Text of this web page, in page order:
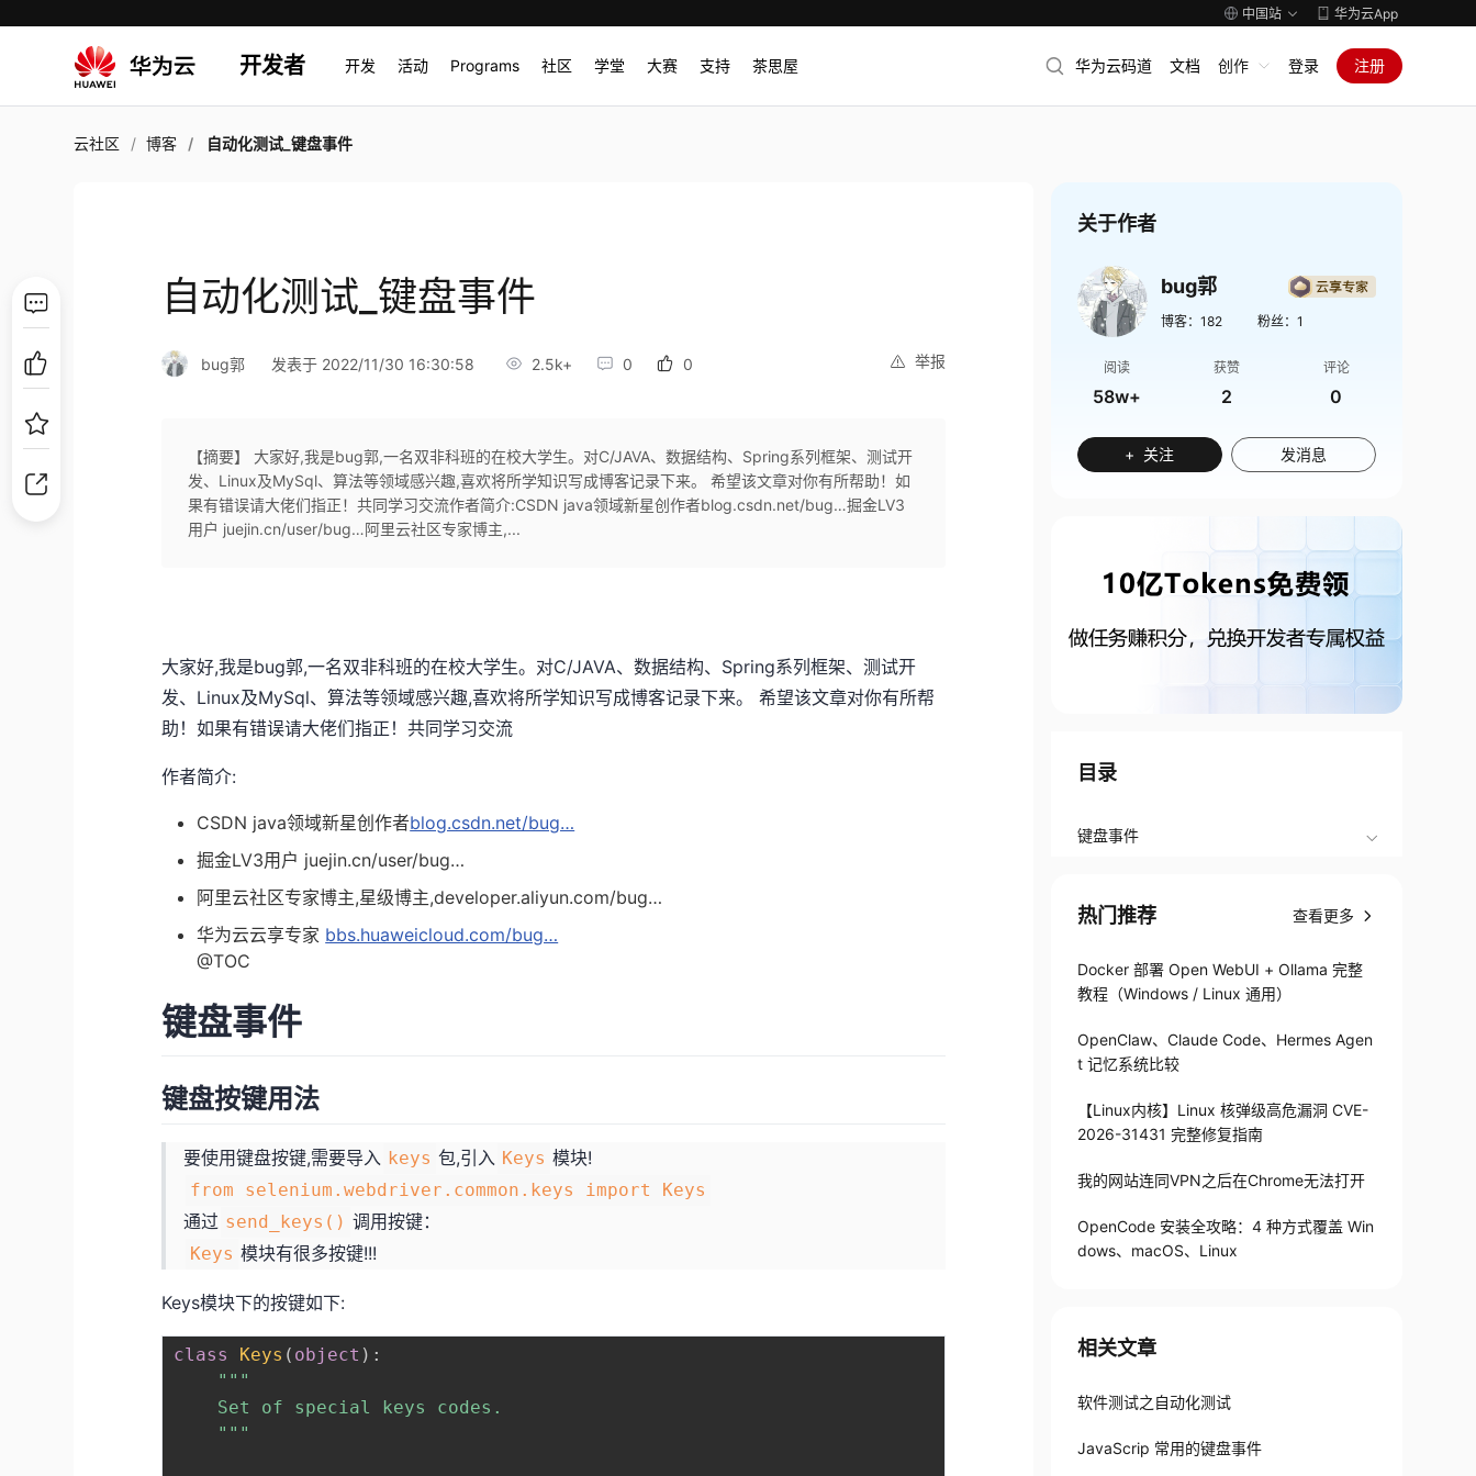
中国站 华为云App
开发者 开发 活动 Programs 社区 学堂 大赛 支持 茶思屋 华为云码道 文档 创作 登录 注册
云社区 博客 自动化测试_键盘事件
自动化测试_键盘事件
举报
bug郭 发表于 2022/11/30 16:30:58 2.5k+ 0 0
【摘要】 大家好,我是bug郭,一名双非科班的在校大学生。对C/JAVA、数据结构、Spring系列框架、测试开
发、Linux及MySql、算法等领域感兴趣,喜欢将所学知识写成博客记录下来。 希望该文章对你有所帮助！如
果有错误请大佬们指正！共同学习交流作者简介:CSDN java领域新星创作者blog.csdn.net/bug…掘金LV3
用户 juejin.cn/user/bug…阿里云社区专家博主,...
大家好,我是bug郭,一名双非科班的在校大学生。对C/JAVA、数据结构、Spring系列框架、测试开
发、Linux及MySql、算法等领域感兴趣,喜欢将所学知识写成博客记录下来。 希望该文章对你有所帮
助！如果有错误请大佬们指正！共同学习交流
作者简介:
CSDN java领域新星创作者blog.csdn.net/bug…
掘金LV3用户 juejin.cn/user/bug…
阿里云社区专家博主,星级博主,developer.aliyun.com/bug…
华为云云享专家 bbs.huaweicloud.com/bug…
@TOC
键盘事件
键盘按键用法
要使用键盘按键,需要导入 keys 包,引入 Keys 模块!
from selenium.webdriver.common.keys import Keys
通过 send_keys() 调用按键：
Keys 模块有很多按键!!!
Keys模块下的按键如下:
class Keys ( object ) :
"""
    Set of special keys codes.
    """
关于作者
bug郭
博客： 182 粉丝： 1
阅读
58w+
获赞
2
评论
0
+ 关注 发消息
目录
键盘事件
热门推荐 查看更多
Docker 部署 Open WebUI + Ollama 完整
教程（Windows / Linux 通用）
OpenClaw、Claude Code、Hermes Agen
t 记忆系统比较
【Linux内核】Linux 核弹级高危漏洞 CVE-
2026-31431 完整修复指南
我的网站连同VPN之后在Chrome无法打开
OpenCode 安装全攻略：4 种方式覆盖 Win
dows、macOS、Linux
相关文章
软件测试之自动化测试
JavaScrip 常用的键盘事件